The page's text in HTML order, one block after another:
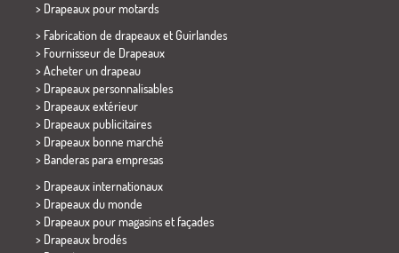
> Drapeaux pour motards
> Fabrication de drapeaux et Guirlandes
> Fournisseur de Drapeaux
> Acheter un drapeau
> Drapeaux personnalisables
> Drapeaux extérieur
> Drapeaux publicitaires
> Drapeaux bonne marché
> Banderas para empresas
> Drapeaux internationaux
> Drapeaux du monde
> Drapeaux pour magasins et façades
> Drapeaux brodés